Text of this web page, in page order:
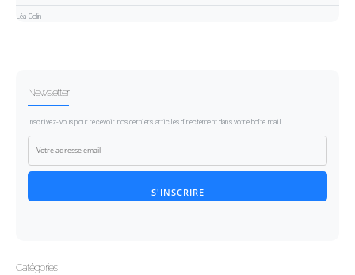
Léa Colin
Newsletter
Inscrivez-vous pour recevoir nos derniers articles directement dans votre boîte mail.
S'INSCRIRE
Catégories